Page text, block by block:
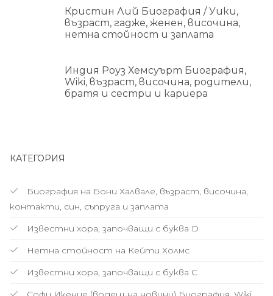
Кристин Лий Биография / Уики,
възраст, гадже, женен, височина,
нетна стойност и заплата
Индия Роуз Хемсуърт Биография,
Wiki, възраст, височина, родители,
братя и сестри и кариера
КАТЕГОРИЯ
Биография на Бони Халвале, възраст, височина,
контакти, син, съпруга и заплата
Известни хора, започващи с буква D
Нетна стойност на Кейти Холмс
Известни хора, започващи с буква С